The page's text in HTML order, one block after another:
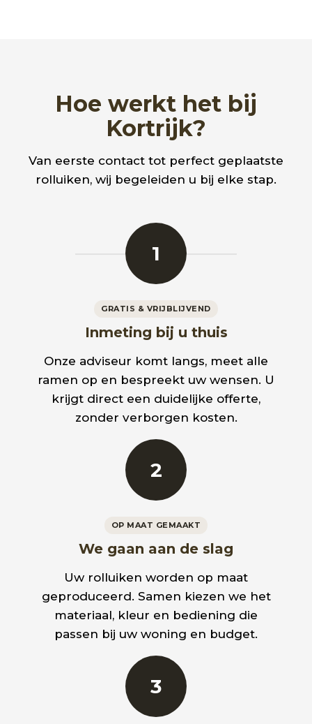
Hoe werkt het bij
Kortrijk?
Van eerste contact tot perfect geplaatste
rolluiken, wij begeleiden u bij elke stap.
1
GRATIS & VRIJBLIJVEND
Inmeting bij u thuis
Onze adviseur komt langs, meet alle
ramen op en bespreekt uw wensen. U
krijgt direct een duidelijke offerte,
zonder verborgen kosten.
2
OP MAAT GEMAAKT
We gaan aan de slag
Uw rolluiken worden op maat
geproduceerd. Samen kiezen we het
materiaal, kleur en bediening die
passen bij uw woning en budget.
3